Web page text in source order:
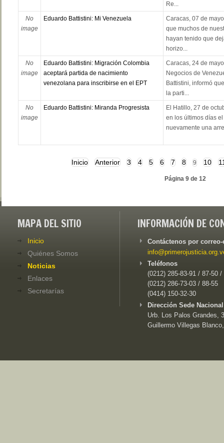
Re...
No
image
Eduardo Battistini: Mi Venezuela
Caracas, 07 de
que muchos de
hayan tenido que
horizo...
No
image
Eduardo Battistini: Migración Colombia
aceptará partida de nacimiento
venezolana para inscribirse en el EPT
Caracas, 24 de
Negocios de
Battistini, informó
la parti...
No
image
Eduardo Battistini: Miranda Progresista
El Hatillo, 27 de
en los últimos días
nuevamente una
Inicio Anterior 3 4 5 6 7 8 9 10
Página 9 de 12
MAPA DEL SITIO
Inicio
Quiénes Somos
Noticias
Enlaces
Secretarías
INFORMACIÓN DE
Contáctenos por
Teléfonos
(0212) 285-83-91 / 87-50 /
(0212) 286-73-03 / 88-55
(0414) 150-32-30
Dirección Sede
Urb. Los Palos Grandes,
Guillermo Villegas